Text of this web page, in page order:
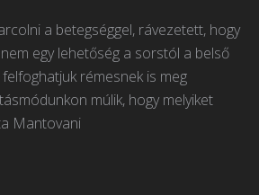
a betegséggel, rávezetett, hogy
egy lehetőség a sorstól a belső
rémesnek is meg
múlik, hogy melyiket
Mantovani